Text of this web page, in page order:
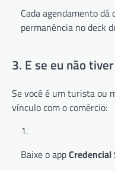
Cada agendamento dá
permanência no deck
3. E se eu não
Se você é um turista ou
vínculo com o comércio:
Baixe o appCredencial